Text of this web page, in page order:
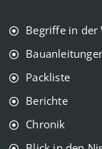
Begriffe in der
Packliste
Berichte
Chronik